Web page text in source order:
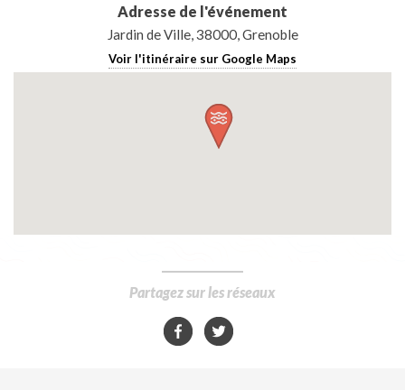
Adresse de l'événement
Jardin de Ville, 38000, Grenoble
Voir l'itinéraire sur Google Maps
Partagez sur les réseaux